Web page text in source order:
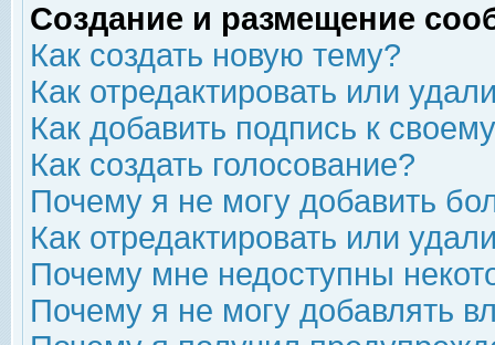
Создание и размещение
Как создать новую тему?
Как отредактировать или
Как добавить подпись к
Как создать голосование?
Почему я не могу добавить
Как отредактировать или
Почему мне недоступны
Почему я не могу добавлять